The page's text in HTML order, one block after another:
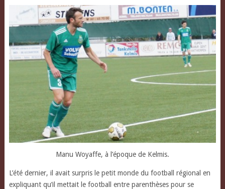
Manu Woyaffe, à l’époque de Kelmis.
L’été dernier, il avait surpris le petit monde du football régional en
expliquant qu’il mettait le football entre parenthèses pour se